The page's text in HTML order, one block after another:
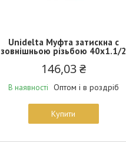
Unidelta Муфта затискна c
зовнішньою різьбою 40х1.1/2
146,03 ₴
В наявності Оптом і в роздріб
Купити